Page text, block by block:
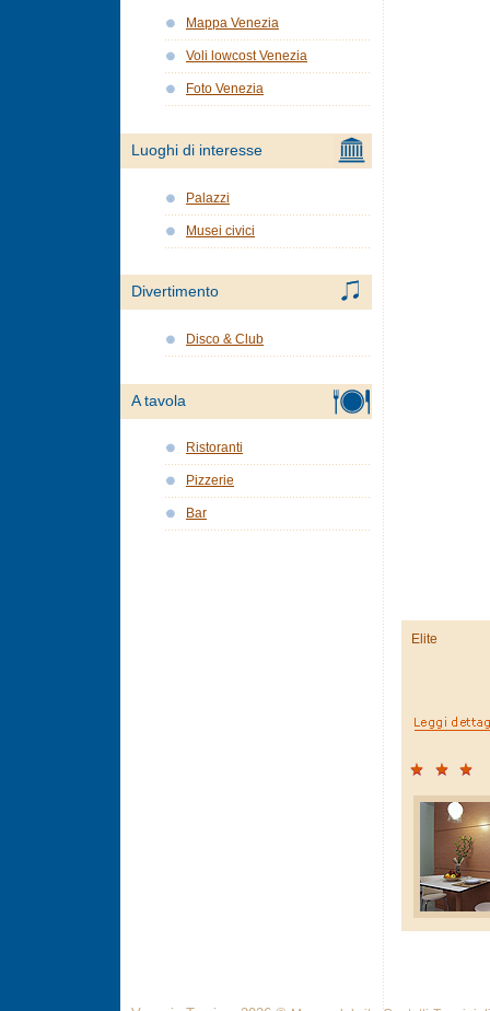
Elite
Mappa Venezia
Voli lowcost Venezia
Foto Venezia
Luoghi di interesse
Palazzi
Musei civici
Divertimento
Disco & Club
A tavola
Ristoranti
Pizzerie
Bar